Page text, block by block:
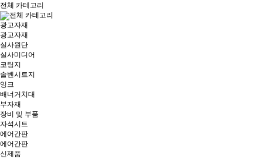
전체 카테고리
전체 카테고리
광고자재
광고자재
실사원단
실사미디어
코팅지
솔벤시트지
잉크
배너거치대
부자재
장비 및 부품
자석시트
에어간판
에어간판
신제품